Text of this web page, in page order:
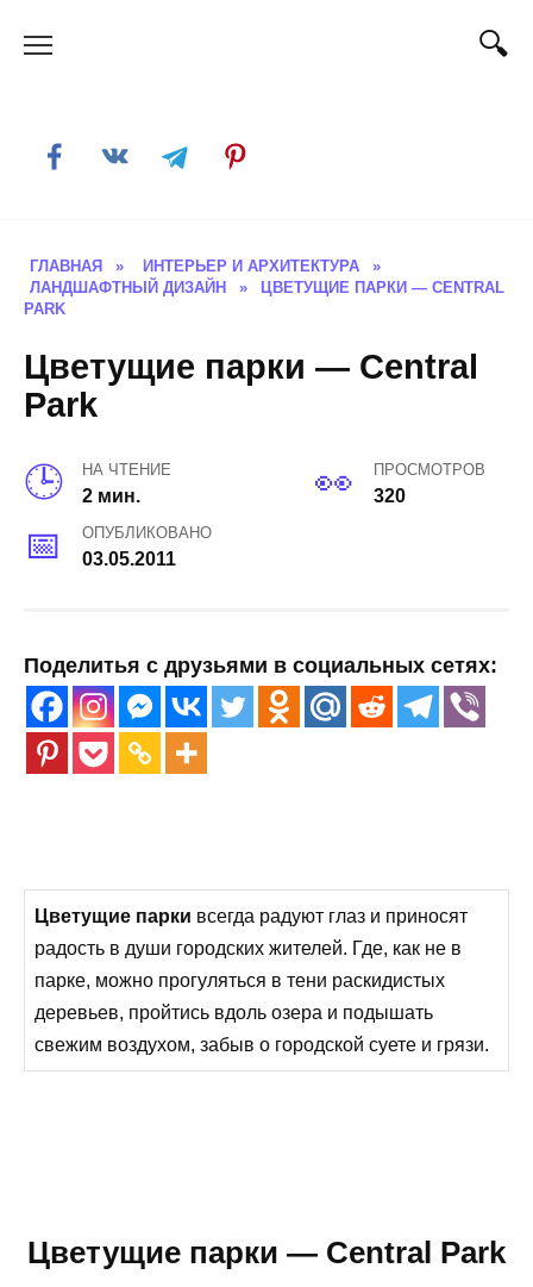
ГЛАВНАЯ » ИНТЕРЬЕР И АРХИТЕКТУРА
»
ЛАНДШАФТНЫЙ ДИЗАЙН
»
ЦВЕТУЩИЕ ПАРКИ — CENTRAL
PARK
Цветущие парки — Central
Park
НА ЧТЕНИЕ
2 мин.
ПРОСМОТРОВ
320
ОПУБЛИКОВАНО
03.05.2011
Поделитья с друзьями в социальных сетях:
Цветущие парки всегда радуют глаз и приносят
радость в души городских жителей. Где, как не в
парке, можно прогуляться в тени раскидистых
деревьев, пройтись вдоль озера и подышать
свежим воздухом, забыв о городской суете и грязи.
Цветущие парки — Central Park